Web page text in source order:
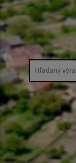
Hľadaný výraz...